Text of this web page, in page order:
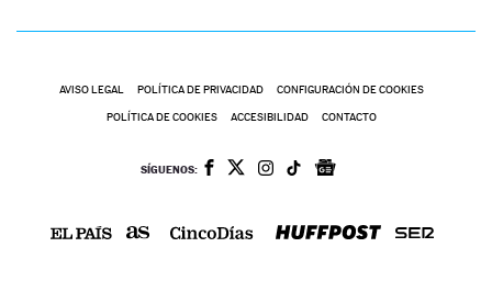
AVISO LEGAL POLÍTICA DE PRIVACIDAD CONFIGURACIÓN DE COOKIES
POLÍTICA DE COOKIES ACCESIBILIDAD CONTACTO
SÍGUENOS: